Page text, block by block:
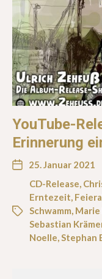
YouTube-
Erinnerung
25. Januar 2021
CD-Release,
Erntezeit,
Schwamm,
Sebastian
Noelle,Stephan